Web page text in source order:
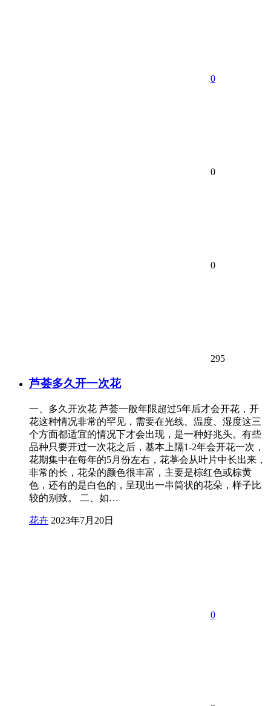
0
0
0
295
芦荟多久开一次花
一、多久开次花 芦荟一般年限超过5年后才会开花，开
花这种情况非常的罕见，需要在光线、温度、湿度这三
个方面都适宜的情况下才会出现，是一种好兆头。有些
品种只要开过一次花之后，基本上隔1-2年会开花一次，
花期集中在每年的5月份左右，花葶会从叶片中长出来，
非常的长，花朵的颜色很丰富，主要是棕红色或棕黄
色，还有的是白色的，呈现出一串筒状的花朵，样子比
较的别致。 二、如…
花卉 2023年7月20日
0